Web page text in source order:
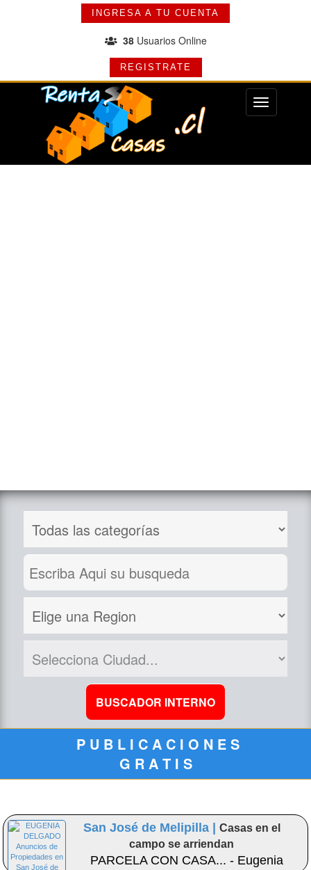
INGRESA A TU CUENTA
38Usuarios Online
REGISTRATE
Menu
P U B L I C A C I O N E S
G R A T I S
San José de Melipilla |
Casas en el
campo se arriendan
PARCELA CON CASA... - Eugenia